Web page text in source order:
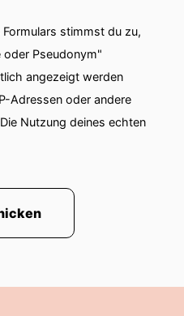
stimmst du zu,
oder Pseudonym"
angezeigt werden
Adressen oder andere
Nutzung deines echten